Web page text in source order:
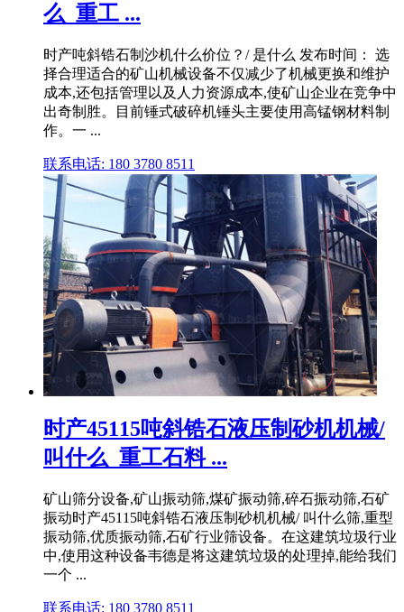
么_重工 ...
时产吨斜锆石制沙机什么价位？/ 是什么 发布时间： 选
择合理适合的矿山机械设备不仅减少了机械更换和维护
成本,还包括管理以及人力资源成本,使矿山企业在竞争中
出奇制胜。目前锤式破碎机锤头主要使用高锰钢材料制
作。一 ...
联系电话: 180 3780 8511
时产45115吨斜锆石液压制砂机机械/
叫什么_重工石料 ...
矿山筛分设备,矿山振动筛,煤矿振动筛,碎石振动筛,石矿
振动时产45115吨斜锆石液压制砂机机械/ 叫什么筛,重型
振动筛,优质振动筛,石矿行业筛设备。在这建筑垃圾行业
中,使用这种设备韦德是将这建筑垃圾的处理掉,能给我们
一个 ...
联系电话: 180 3780 8511